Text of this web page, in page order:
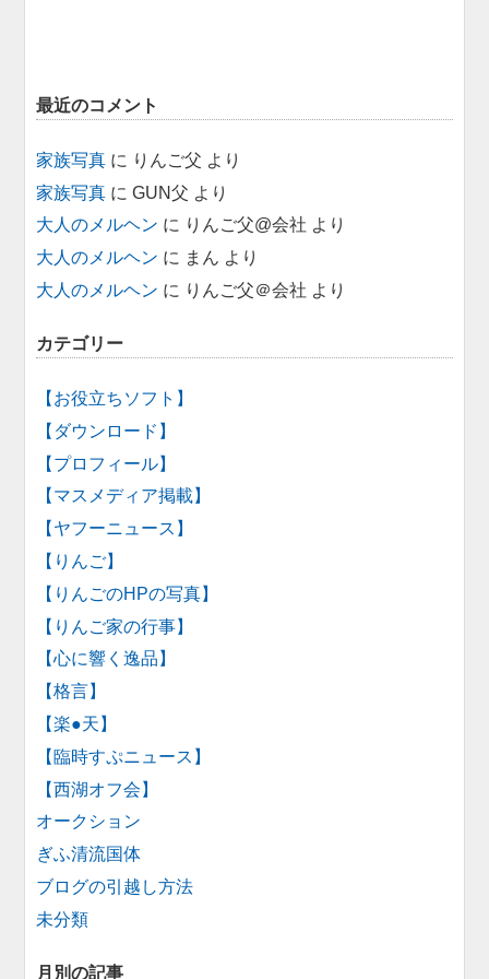
最近のコメント
家族写真 に りんご父 より
家族写真 にGUN父 より
大人のメルヘン に りんご父@会社 より
大人のメルヘン に まん より
大人のメルヘン に りんご父＠会社 より
カテゴリー
【お役立ちソフト】
【ダウンロード】
【プロフィール】
【マスメディア掲載】
【ヤフーニュース】
【りんご】
【りんごのHPの写真】
【りんご家の行事】
【心に響く逸品】
【格言】
【楽●天】
【臨時すぷニュース】
【西湖オフ会】
オークション
ぎふ清流国体
ブログの引越し方法
未分類
月別の記事